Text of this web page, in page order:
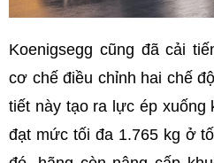
Koenigsegg cũng đã cải
cơ chế điều chỉnh hai chế
tiết này tạo ra lực ép xuống
đạt mức tối đa 1.765 kg ở